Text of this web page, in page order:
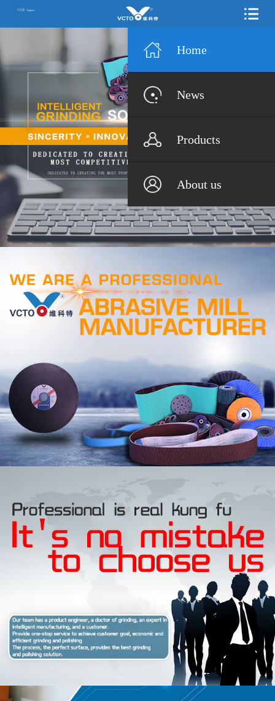
中文版 English
Home
News
Products
About us